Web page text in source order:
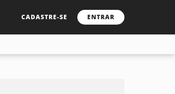
CADASTRE-SE ENTRAR